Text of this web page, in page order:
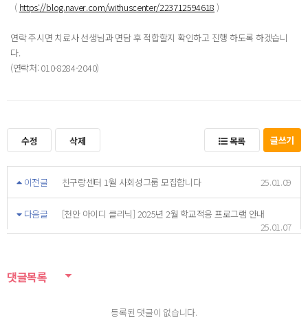
( https://blog.naver.com/withuscenter/223712594618 )
연락 주시면 치료사 선생님과 면담 후 적합할지 확인하고 진행 하도록 하겠습니
다.
(연락처: 010-8284-2040)
수정 삭제 목록 글쓰기
이전글 친구랑센터 1월 사회성그룹 모집합니다 25.01.09
다음글
[천안 아이디 클리닉] 2025년 2월 학교적응 프로그램 안내
25.01.07
댓글목록
등록된 댓글이 없습니다.